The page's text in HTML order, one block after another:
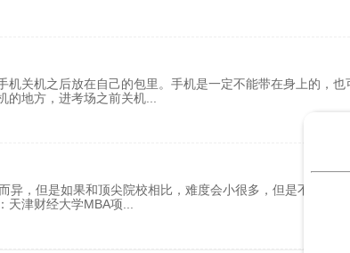
关机之后放在自己的包里。手机是一定不能带在身上的，也
的地方，进考场之前关机
，但是如果和顶尖院校相比，难度会小很多，但是不能掉以
天津财经大学MBA项